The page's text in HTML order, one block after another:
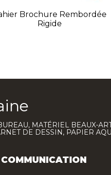
Brochure Rembordée
Rigide
MATÉRIEL BEAUX-
DE DESSIN, PAPIER
COMMUNICATION